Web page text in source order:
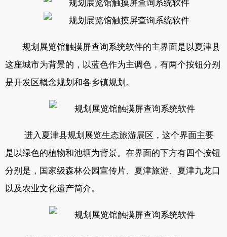
规划展览馆触摸屏查询系统软件的主界面是以夏津县
这座城市为背景的，以蓝色作为主调色，有两个按钮分别
是开发区概念规划和各乡镇规划。
进入夏津县规划展览生态旅游展区，这个界面主要
是以绿色的植物和池塘为背景。在界面的下方有四个按钮
分别是，国家级森林公园宣传片、夏津旅游、夏津九龙口
以及农业文化遗产简介。